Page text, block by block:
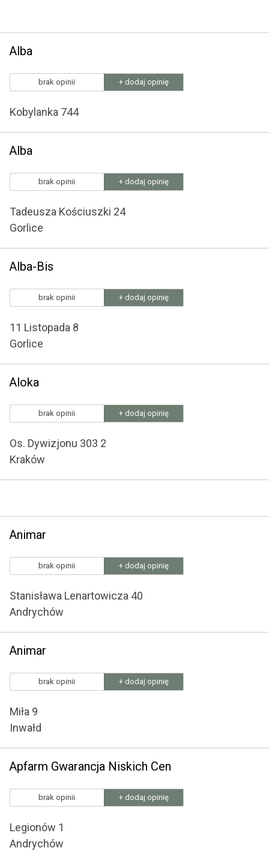
Alba
brak opinii + dodaj opinię
Kobylanka 744
Alba
brak opinii + dodaj opinię
Tadeusza Kościuszki 24
Gorlice
Alba-Bis
brak opinii + dodaj opinię
11 Listopada 8
Gorlice
Aloka
brak opinii + dodaj opinię
Os. Dywizjonu 303 2
Kraków
Animar
brak opinii + dodaj opinię
Stanisława Lenartowicza 40
Andrychów
Animar
brak opinii + dodaj opinię
Miła 9
Inwałd
Apfarm Gwarancja Niskich Cen
brak opinii + dodaj opinię
Legionów 1
Andrychów